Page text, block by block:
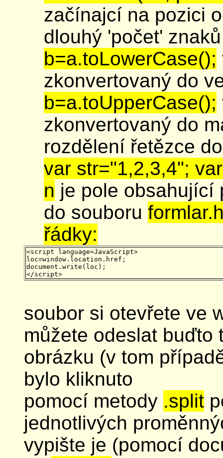
začínajcí na pozici
dlouhý 'počet' znaků
b=a.toLowerCase();
zkonvertovaný do
b=a.toUpperCase();
zkonvertovaný do
rozdělení řetězce
var str="1,2,3,4";
n je pole obsahující
do souboru
řádky:
<script language=JavaScript>
loc=window.location.href;
document.write(loc);
soubor si otevřete ve
můžete odeslat buďto
obrázku (v tom
bylo kliknuto
pomocí metody .split
jednotlivých
vypište je (pomocí